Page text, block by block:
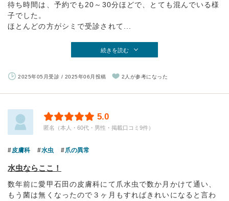
待ち時間は、予約でも20～30分ほどで、とても混んでいる様
子でした。
ほとんどの方がシミで受診されて...
続きを読む
2025年05月受診 / 2025年06月投稿 2人が参考になった
5.0
匿名（本人・60代・男性・掲載口コミ9件）
皮膚科 水虫 爪の異常
水虫ならここ！
数年前に愛甲石田の皮膚科にて爪水虫で数か月かけて通い、
もう菌は無くなったので３ヶ月もすればきれいになると言わ